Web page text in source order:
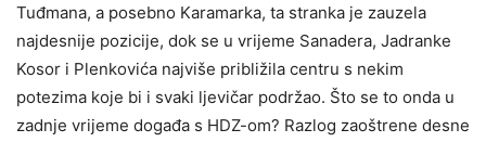
Tuđmana, a posebno Karamarka, ta stranka je zauzela
najdesnije pozicije, dok se u vrijeme Sanadera, Jadranke
Kosor i Plenkovića najviše približila centru s nekim
potezima koje bi i svaki ljevičar podržao. Što se to onda u
zadnje vrijeme događa s HDZ-om? Razlog zaoštrene desne